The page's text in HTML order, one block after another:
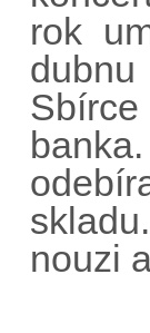
rok
nouzi